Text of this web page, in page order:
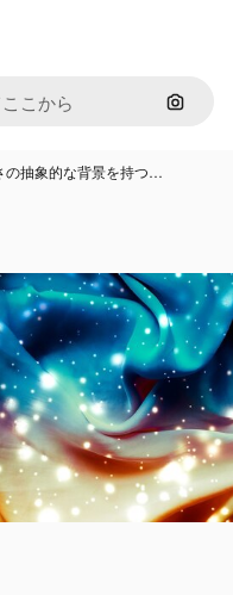
画像で
の抽象的な背景を持つ…